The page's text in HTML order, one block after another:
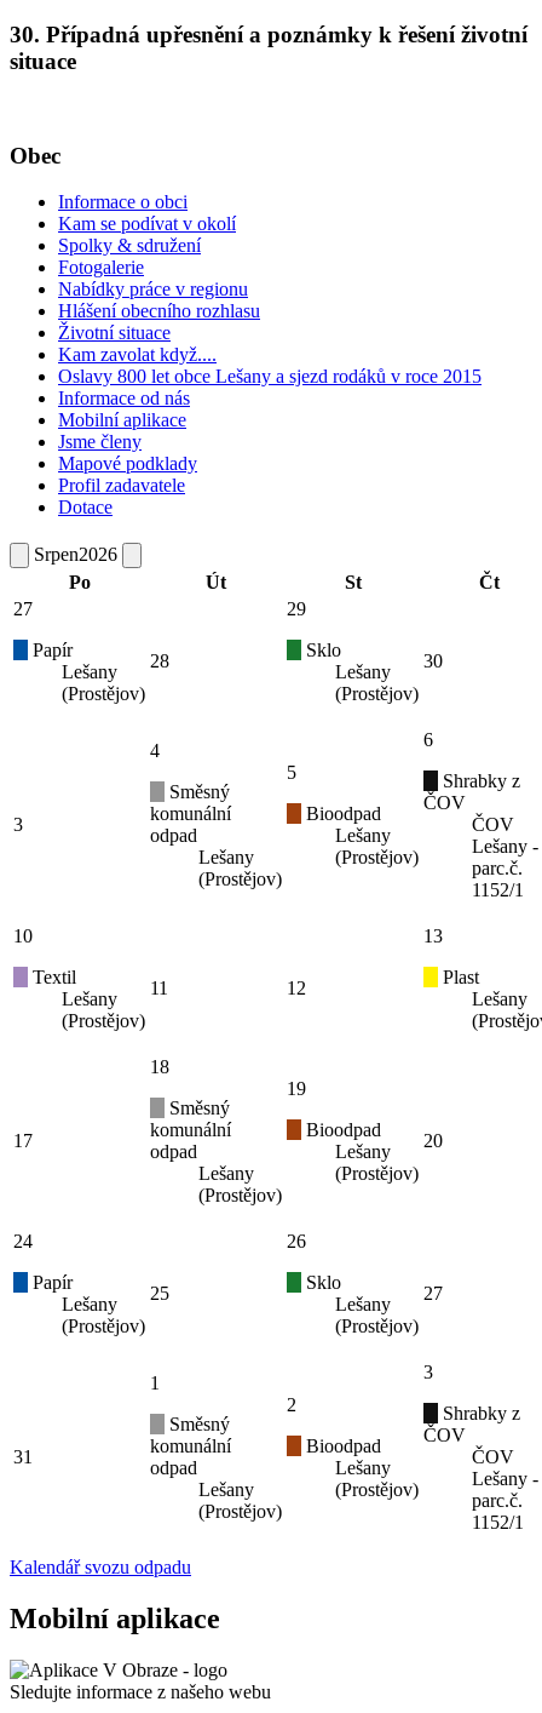
30. Případná upřesnění a poznámky k řešení životní
situace
Obec
Informace o obci
Kam se podívat v okolí
Spolky & sdružení
Fotogalerie
Nabídky práce v regionu
Hlášení obecního rozhlasu
Životní situace
Kam zavolat když....
Oslavy 800 let obce Lešany a sjezd rodáků v roce 2015
Informace od nás
Mobilní aplikace
Jsme členy
Mapové podklady
Profil zadavatele
Dotace
Srpen2026
Po
Út St
Čt
27
Papír
Lešany
(Prostějov)
28
29
Sklo
Lešany
(Prostějov)
30
3
4
Směsný
komunální
odpad
Lešany
(Prostějov)
5
Bioodpad
Lešany
(Prostějov)
6
Shrabky z
ČOV
ČOV
Lešany -
parc.č.
1152/1
10
Textil
Lešany
(Prostějov)
11 12
13
Plast
Lešany
17
18
Směsný
komunální
odpad
Lešany
(Prostějov)
19
Bioodpad
Lešany
(Prostějov)
20
24
Papír
Lešany
(Prostějov)
25
26
Sklo
Lešany
(Prostějov)
27
31
1
Směsný
komunální
odpad
Lešany
(Prostějov)
2
Bioodpad
Lešany
(Prostějov)
3
Shrabky z
ČOV
ČOV
Lešany -
parc.č.
1152/1
Kalendář svozu odpadu
Mobilní aplikace
Sledujte informace z našeho webu